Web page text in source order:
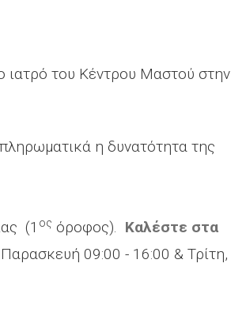
ιατρό του Κέντρου Μαστού στην
η δυνατότητα της
(1 ος όροφος). Καλέστε στα
09:00 - 16:00 & Τρίτη,